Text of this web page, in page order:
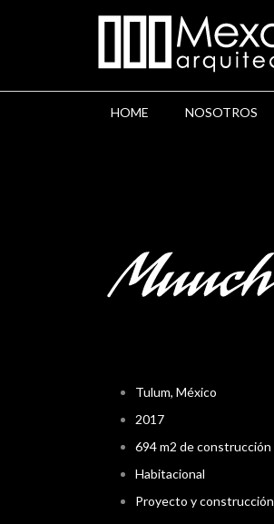
HOME NOSOTROS
Tulum, México
2017
694 m2 de construcción
Habitacional
Proyecto y construcción